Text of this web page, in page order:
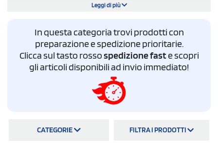
Leggi di più
In questa categoria trovi prodotti con
preparazione e spedizione prioritarie.
Clicca sul tasto rossospedizione faste scopri
gli articoli disponibili ad invio immediato!
CATEGORIE FILTRA I PRODOTTI